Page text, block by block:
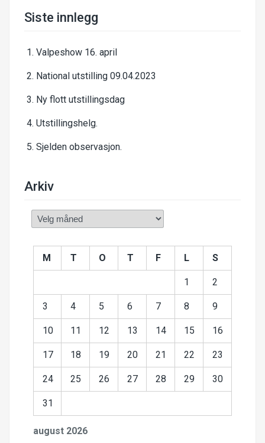
Siste innlegg
Valpeshow 16. april
National utstilling 09.04.2023
Ny flott utstillingsdag
Utstillingshelg.
Sjelden observasjon.
Arkiv
Arkiv
august 2026
M T O T F L S
1 2
3 4 5 6 7 8 9
10 11 12 13 14 15 16
17 18 19 20 21 22 23
24 25 26 27 28 29 30
31